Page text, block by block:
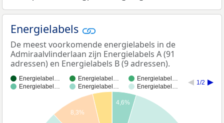
Energielabels
De meest voorkomende energielabels in de
Admiraalvlinderlaan zijn Energielabels A (91
adressen) en Energielabels B (9 adressen).
Energielabel… Energielabel…
Energielabel…
Energielabel…
Energielabel… Energielabel…
1/2
4,6%
8,3%